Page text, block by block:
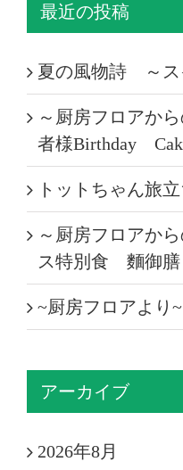
最近の投稿
夏の風物詩 ～ス
～厨房フロアか
者様Birthday
トットちゃん旅
～厨房フロアか
ス特別食 麵御膳
~厨房フロアより
アーカイブ
2026年8月